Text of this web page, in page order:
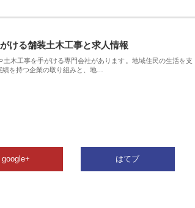
ける舗装土木工事と求人情報
木工事を手がける専門会社があります。地域住民の生活を支
を持つ企業の取り組みと、地…
google+ はてブ